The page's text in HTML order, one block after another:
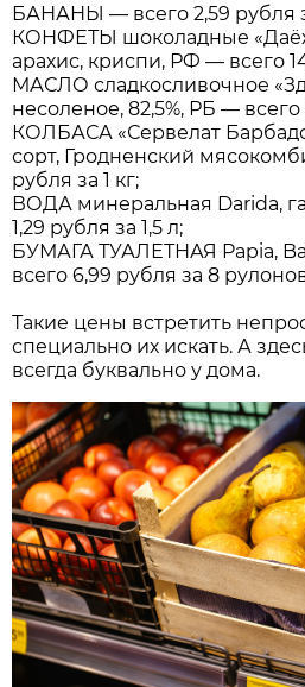
БАНАНЫ — всего 2,59 рубля
КОНФЕТЫ шоколадные
арахис, криспи, РФ — всего
МАСЛО сладкосливочное
несоленое, 82,5%, РБ — всего
КОЛБАСА «Сервелат
сорт, Гродненский
рубля за 1 кг;
ВОДА минеральная Darida,
1,29 рубля за 1,5 л;
БУМАГА ТУАЛЕТНАЯ Papia,
всего 6,99 рубля за 8
Такие цены встретить
специально их искать. А
всегда буквально у дома.